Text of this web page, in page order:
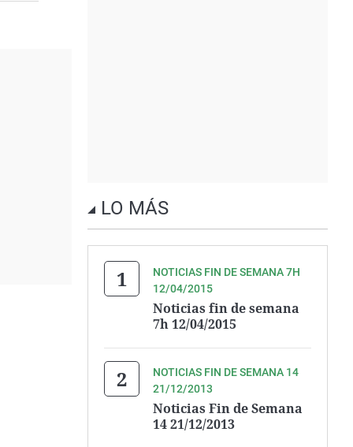
LO MÁS
NOTICIAS FIN DE SEMANA 7H
12/04/2015
Noticias fin de semana
7h 12/04/2015
NOTICIAS FIN DE SEMANA 14
21/12/2013
Noticias Fin de Semana
14 21/12/2013